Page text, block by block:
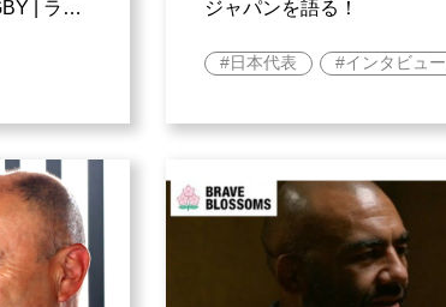
| ラグ
ジャパンを語る！
日本代表 インタビュー